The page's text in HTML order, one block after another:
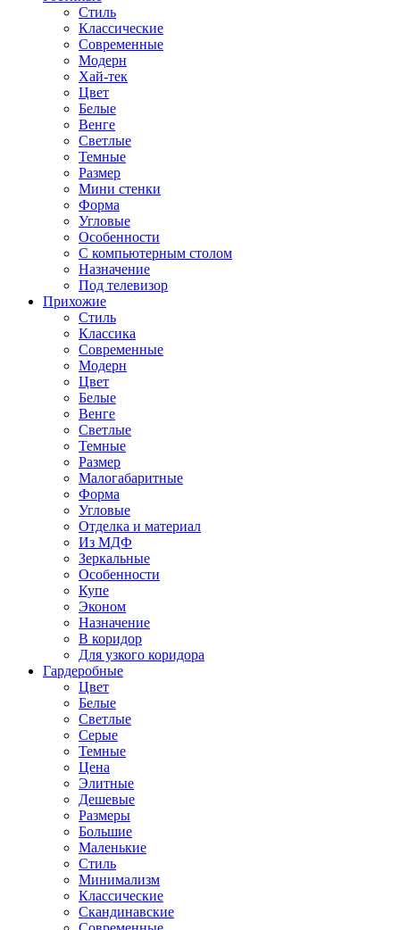
Стиль
Классические
Современные
Модерн
Хай-тек
Цвет
Белые
Венге
Светлые
Темные
Размер
Мини стенки
Форма
Угловые
Особенности
С компьютерным столом
Назначение
Под телевизор
Прихожие
Стиль
Классика
Современные
Модерн
Цвет
Белые
Венге
Светлые
Темные
Размер
Малогабаритные
Форма
Угловые
Отделка и материал
Из МДФ
Зеркальные
Особенности
Купе
Эконом
Назначение
В коридор
Для узкого коридора
Гардеробные
Цвет
Белые
Светлые
Серые
Темные
Цена
Элитные
Дешевые
Размеры
Большие
Маленькие
Стиль
Минимализм
Классические
Скандинавские